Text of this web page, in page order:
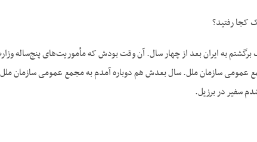
کجا رفتید؟
به ایران بعد از چهار سال. آن وقت بودش که مأموریت‌های پنج‌ساله
عمومی سازمان ملل. سال بعدش هم دوباره آمدم به مجمع عمومی سازمان
سفیر در برزیل.